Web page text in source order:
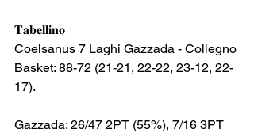
𝐓𝐚𝐛𝐞𝐥𝐥𝐢𝐧𝐨
Coelsanus 7 Laghi Gazzada - Collegno
Basket: 88-72 (21-21, 22-22, 23-12, 22-
17).
Gazzada: 26/47 2PT (55%), 7/16 3PT